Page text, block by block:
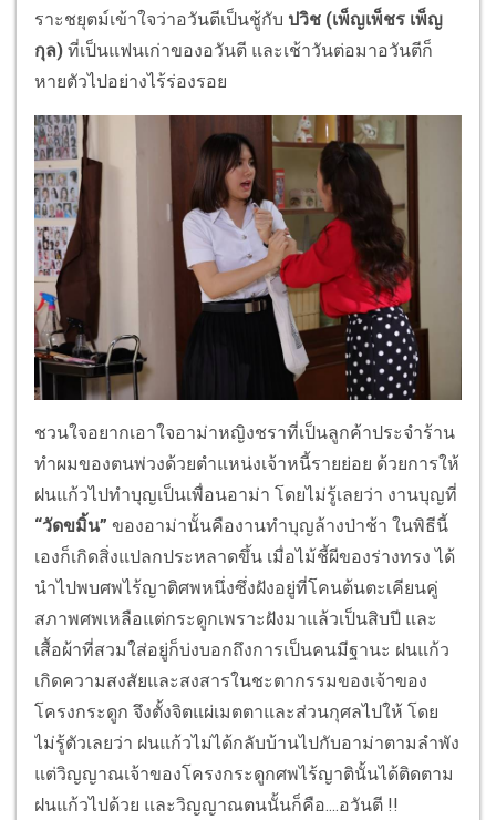
ราะชยุตม์เข้าใจว่าอวันตีเป็นชู้กับ ปวิช (เพ็ญเพ็ชร เพ็ญ
กุล) ที่เป็นแฟนเก่าของอวันตี และเช้าวันต่อมาอวันตีก็
หายตัวไปอย่างไร้ร่องรอย
ชวนใจอยากเอาใจอาม่าหญิงชราที่เป็นลูกค้าประจำร้าน
ทำผมของตนพ่วงด้วยตำแหน่งเจ้าหนี้รายย่อย ด้วยการให้
ฝนแก้วไปทำบุญเป็นเพื่อนอาม่า โดยไม่รู้เลยว่า งานบุญที่
“วัดขมิ้น” ของอาม่านั้นคืองานทำบุญล้างป่าช้า ในพิธีนี้
เองก็เกิดสิ่งแปลกประหลาดขึ้น เมื่อไม้ชี้ผีของร่างทรง ได้
นำไปพบศพไร้ญาติศพหนึ่งซึ่งฝังอยู่ที่โคนต้นตะเคียนคู่
สภาพศพเหลือแต่กระดูกเพราะฝังมาแล้วเป็นสิบปี และ
เสื้อผ้าที่สวมใส่อยู่ก็บ่งบอกถึงการเป็นคนมีฐานะ ฝนแก้ว
เกิดความสงสัยและสงสารในชะตากรรมของเจ้าของ
โครงกระดูก จึงตั้งจิตแผ่เมตตาและส่วนกุศลไปให้ โดย
ไม่รู้ตัวเลยว่า ฝนแก้วไม่ได้กลับบ้านไปกับอาม่าตามลำพัง
แต่วิญญาณเจ้าของโครงกระดูกศพไร้ญาตินั้นได้ติดตาม
ฝนแก้วไปด้วย และวิญญาณตนนั้นก็คือ....อวันตี !!